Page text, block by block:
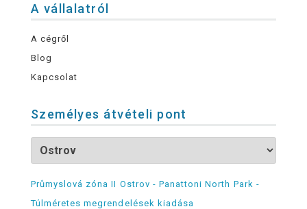
A vállalatról
A cégről
Blog
Kapcsolat
Személyes átvételi pont
Průmyslová zóna II Ostrov - Panattoni North Park -
Túlméretes megrendelések kiadása